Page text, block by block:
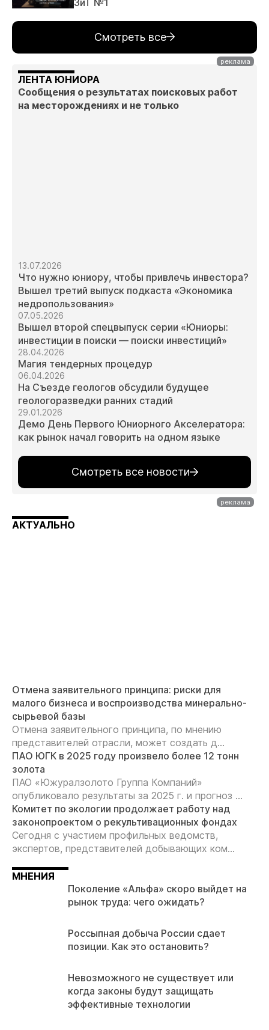
Смотреть все
ЛЕНТА ЮНИОРА
Сообщения о результатах поисковых работ
на месторождениях и не только
13.07.2026
Что нужно юниору, чтобы привлечь инвестора?
Вышел третий выпуск подкаста «Экономика
недропользования»
07.05.2026
Вышел второй спецвыпуск серии «Юниоры:
инвестиции в поиски — поиски инвестиций»
28.04.2026
Магия тендерных процедур
06.04.2026
На Съезде геологов обсудили будущее
геологоразведки ранних стадий
29.01.2026
Демо День Первого Юниорного Акселератора:
как рынок начал говорить на одном языке
Смотреть все новости
АКТУАЛЬНО
Отмена заявительного принципа: риски для
малого бизнеса и воспроизводства минерально-
сырьевой базы
Отмена заявительного принципа, по мнению
представителей отрасли, может создать д...
ПАО ЮГК в 2025 году произвело более 12 тонн
золота
ПАО «Южуралзолото Группа Компаний»
опубликовало результаты за 2025 г. и прогноз ...
Комитет по экологии продолжает работу над
законопроектом о рекультивационных фондах
Сегодня с участием профильных ведомств,
экспертов, представителей добывающих ком...
МНЕНИЯ
Поколение «Альфа» скоро выйдет на
рынок труда: чего ожидать?
Россыпная добыча России сдает
позиции. Как это остановить?
Невозможного не существует или
когда законы будут защищать
эффективные технологии